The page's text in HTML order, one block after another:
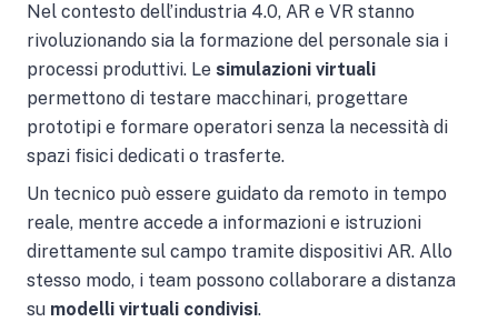
Nel contesto dell’industria 4.0, AR e VR stanno
rivoluzionando sia la formazione del personale sia i
processi produttivi. Le simulazioni virtuali
permettono di testare macchinari, progettare
prototipi e formare operatori senza la necessità di
spazi fisici dedicati o trasferte.
Un tecnico può essere guidato da remoto in tempo
reale, mentre accede a informazioni e istruzioni
direttamente sul campo tramite dispositivi AR. Allo
stesso modo, i team possono collaborare a distanza
su modelli virtuali condivisi.